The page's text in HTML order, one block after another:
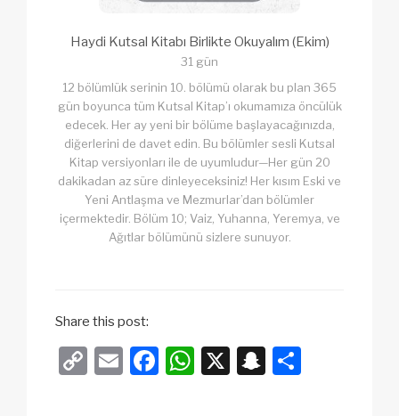
Haydi Kutsal Kitabı Birlikte Okuyalım (Ekim)
31 gün
12 bölümlük serinin 10. bölümü olarak bu plan 365
gün boyunca tüm Kutsal Kitap’ı okumamıza öncülük
edecek. Her ay yeni bir bölüme başlayacağınızda,
diğerlerini de davet edin. Bu bölümler sesli Kutsal
Kitap versiyonları ile de uyumludur—Her gün 20
dakikadan az süre dinleyeceksiniz! Her kısım Eski ve
Yeni Antlaşma ve Mezmurlar’dan bölümler
içermektedir. Bölüm 10; Vaiz, Yuhanna, Yeremya, ve
Ağıtlar bölümünü sizlere sunuyor.
Share this post:
C
E
F
W X
S